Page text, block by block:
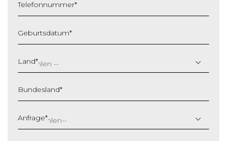
Telefonnummer*
Geburtsdatum*
T
S
h
ä
g
Land*
Bundesland*
Anfrage*